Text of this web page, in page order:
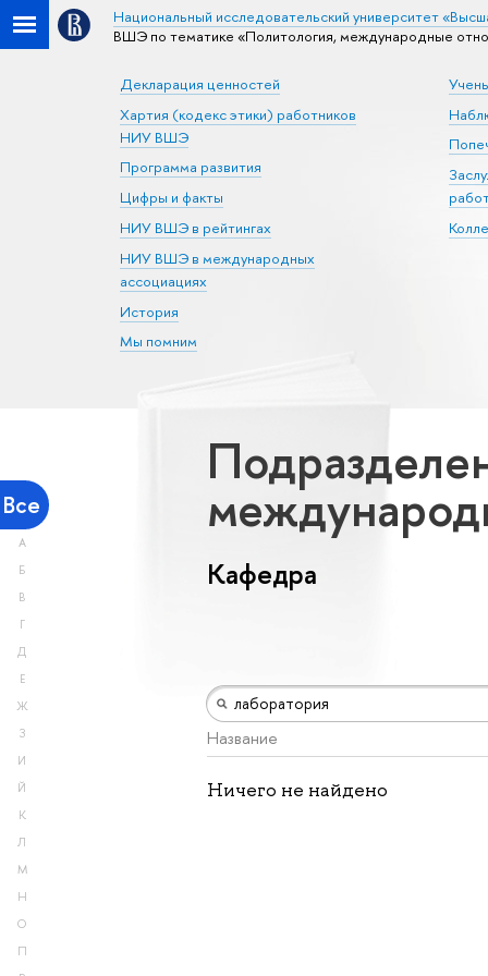
Национальный исследовательский университет
ВШЭ по тематике «Политология, международные
Декларация ценностей
Хартия (кодекс этики) работников
НИУ ВШЭ
Программа развития
Цифры и факты
НИУ ВШЭ в рейтингах
НИУ ВШЭ в международных
ассоциациях
История
Мы помним
Все
А
Б
В
Г
Д
Е
Ж
З
И
Й
К
Л
М
Н
О
П
Кафедра
Название
Ничего не найдено